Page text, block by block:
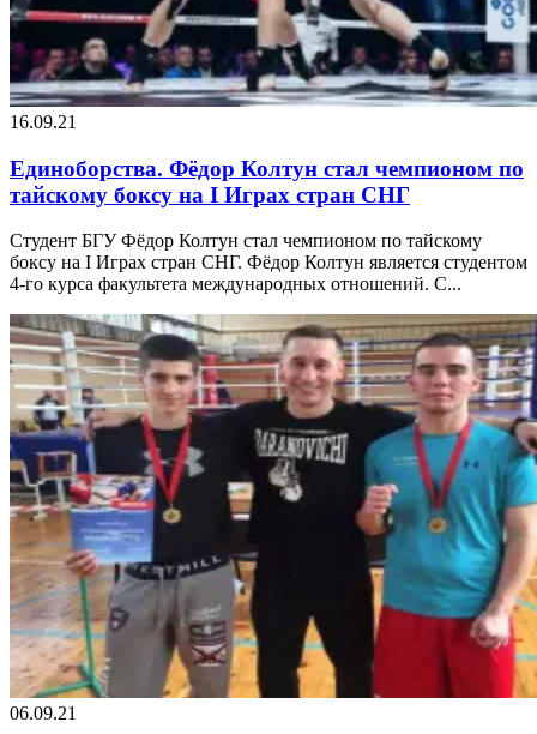
16.09.21
Единоборства. Фёдор Колтун стал чемпионом по
тайскому боксу на I Играх стран СНГ
Студент БГУ Фёдор Колтун стал чемпионом по тайскому
боксу на I Играх стран СНГ. Фёдор Колтун является студентом
4-го курса факультета международных отношений. С...
06.09.21